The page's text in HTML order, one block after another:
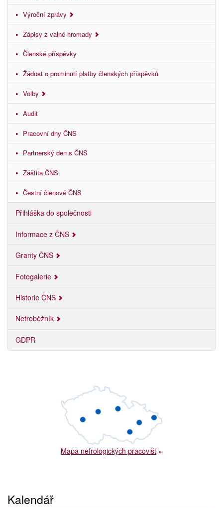
Výroční zprávy
Zápisy z valné hromady
Členské příspěvky
Žádost o prominutí platby členských příspěvků
Volby
Audit
Pracovní dny ČNS
Partnerský den s ČNS
Záštita ČNS
Čestní členové ČNS
Přihláška do společnosti
Informace z ČNS
Granty ČNS
Fotogalerie
Historie ČNS
Nefroběžník
GDPR
Mapa nefrologických pracovišť»
Kalendář